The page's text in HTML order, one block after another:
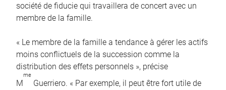
société de fiducie qui travaillera de concert avec un
membre de la famille.
« Le membre de la famille a tendance à gérer les actifs
moins conflictuels de la succession comme la
distribution des effets personnels », précise
M
me
Guerriero. « Par exemple, il peut être fort utile de